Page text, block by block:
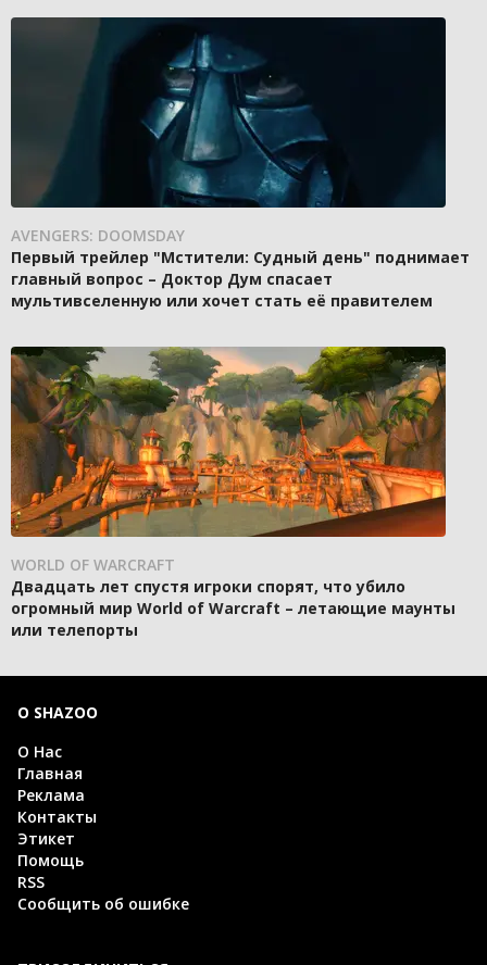
AVENGERS: DOOMSDAY
Первый трейлер "Мстители: Судный день" поднимает
главный вопрос – Доктор Дум спасает
мультивселенную или хочет стать её правителем
WORLD OF WARCRAFT
Двадцать лет спустя игроки спорят, что убило
огромный мир World of Warcraft – летающие маунты
или телепорты
О SHAZOO
О Нас
Главная
Реклама
Контакты
Этикет
Помощь
RSS
Сообщить об ошибке